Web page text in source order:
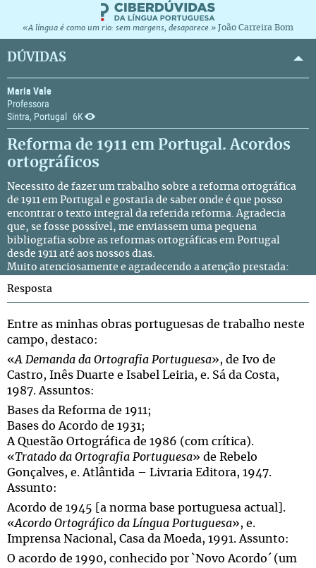
«A língua é como um rio: sem margens, desaparece.» João Carreira Bom
DÚVIDAS
Maria Vale
Professora
Sintra, Portugal
6K
Reforma de 1911 em Portugal. Acordos
ortográficos
Necessito de fazer um trabalho sobre a reforma ortográfica
de 1911 em Portugal e gostaria de saber onde é que posso
encontrar o texto integral da referida reforma. Agradecia
que, se fosse possível, me enviassem uma pequena
bibliografia sobre as reformas ortográficas em Portugal
desde 1911 até aos nossos dias.
Muito atenciosamente e agradecendo a atenção prestada:
Resposta
Entre as minhas obras portuguesas de trabalho neste
campo, destaco:
«A Demanda da Ortografia Portuguesa», de Ivo de
Castro, Inês Duarte e Isabel Leiria, e. Sá da Costa,
1987. Assuntos:
Bases da Reforma de 1911;
Bases do Acordo de 1931;
A Questão Ortográfica de 1986 (com crítica).
«Tratado da Ortografia Portuguesa» de Rebelo
Gonçalves, e. Atlântida – Livraria Editora, 1947.
Assunto:
Acordo de 1945 [a norma base portuguesa actual].
«Acordo Ortográfico da Língua Portuguesa», e.
Imprensa Nacional, Casa da Moeda, 1991. Assunto:
O acordo de 1990, conhecido por `Novo Acordo´ (um